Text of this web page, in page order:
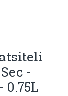
-
0.75L